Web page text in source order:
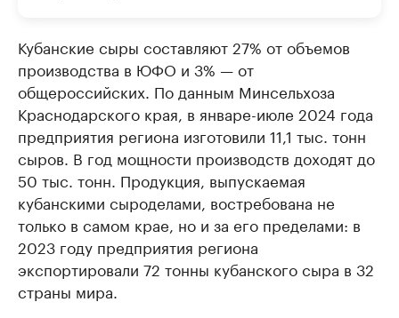
Кубанские сыры составляют 27% от объемов
производства в ЮФО и 3% — от
общероссийских. По данным Минсельхоза
Краснодарского края, в январе-июле 2024 года
предприятия региона изготовили 11,1 тыс. тонн
сыров. В год мощности производств доходят до
50 тыс. тонн. Продукция, выпускаемая
кубанскими сыроделами, востребована не
только в самом крае, но и за его пределами: в
2023 году предприятия региона
экспортировали 72 тонны кубанского сыра в 32
страны мира.